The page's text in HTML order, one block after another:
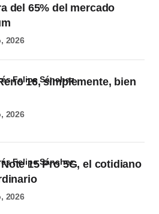
del 65% del mercado
2026
16, simplemente, bien
Felipe Sánchez
2026
15 Pro 5G, el cotidiano
Felipe Sánchez
2026